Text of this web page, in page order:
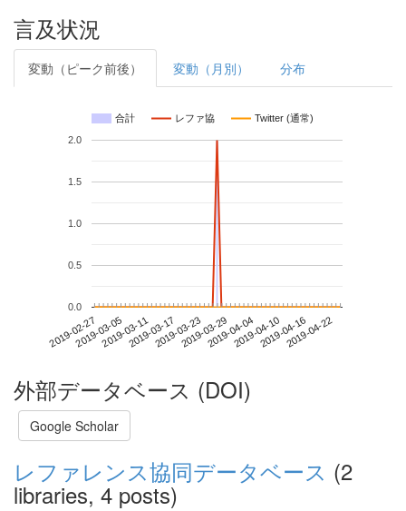
言及状況
変動（ピーク前後） 変動（月別） 分布
合計 レファ協 Twitter (通常)
2019-02-272019-03-052019-03-112019-03-172019-03-232019-03-292019-04-042019-04-102019-04-162019-04-22
0.0
0.5
1.0
1.5
2.0
外部データベース (DOI)
Google Scholar
レファレンス協同データベース (2
libraries, 4 posts)